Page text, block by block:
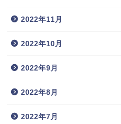
2022年11月
2022年10月
2022年9月
2022年8月
2022年7月